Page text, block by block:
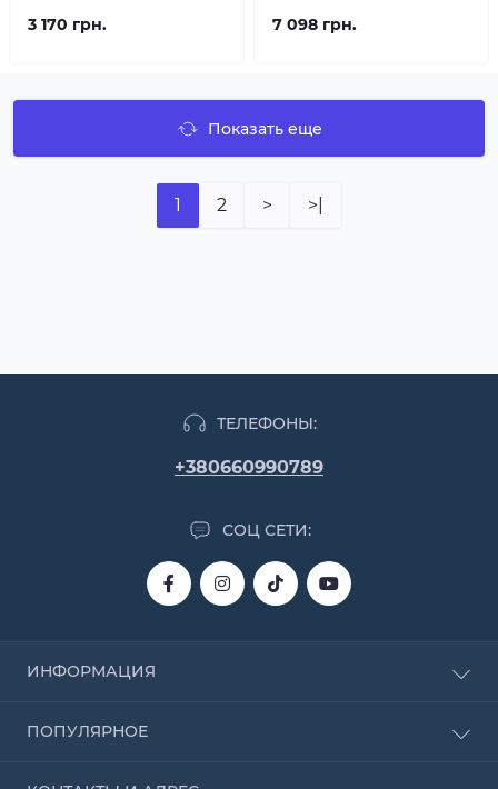
3 170 грн. 7 098 грн.
Показать еще
1 2 > >|
ТЕЛЕФОНЫ:
+380660990789
СОЦ СЕТИ:
ИНФОРМАЦИЯ
Доставка и оплата
ПОПУЛЯРНОЕ